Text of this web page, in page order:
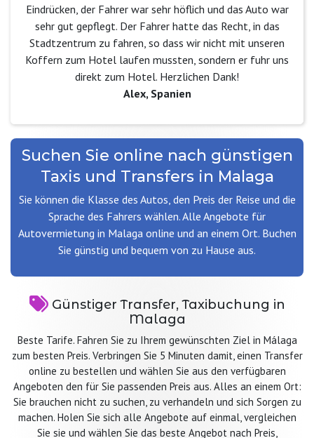
Eindrücken, der Fahrer war sehr höflich und das Auto war
sehr gut gepflegt. Der Fahrer hatte das Recht, in das
Stadtzentrum zu fahren, so dass wir nicht mit unseren
Koffern zum Hotel laufen mussten, sondern er fuhr uns
direkt zum Hotel. Herzlichen Dank!
Alex, Spanien
Suchen Sie online nach günstigen
Taxis und Transfers in Malaga
Sie können die Klasse des Autos, den Preis der Reise und die
Sprache des Fahrers wählen. Alle Angebote für
Autovermietung in Malaga online und an einem Ort. Buchen
Sie günstig und bequem von zu Hause aus.
Günstiger Transfer, Taxibuchung in
Malaga
Beste Tarife. Fahren Sie zu Ihrem gewünschten Ziel in Málaga
zum besten Preis. Verbringen Sie 5 Minuten damit, einen Transfer
online zu bestellen und wählen Sie aus den verfügbaren
Angeboten den für Sie passenden Preis aus. Alles an einem Ort:
Sie brauchen nicht zu suchen, zu verhandeln und sich Sorgen zu
machen. Holen Sie sich alle Angebote auf einmal, vergleichen
Sie sie und wählen Sie das beste Angebot nach Preis,